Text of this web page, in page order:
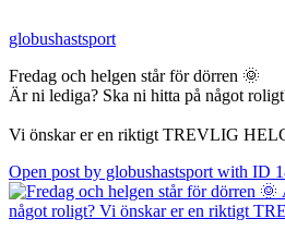
globushastsport
Fredag och helgen står för dörren 🌞
Är ni lediga? Ska ni hitta på något
Vi önskar er en riktigt TREVLIG
Open post by globushastsport with ID